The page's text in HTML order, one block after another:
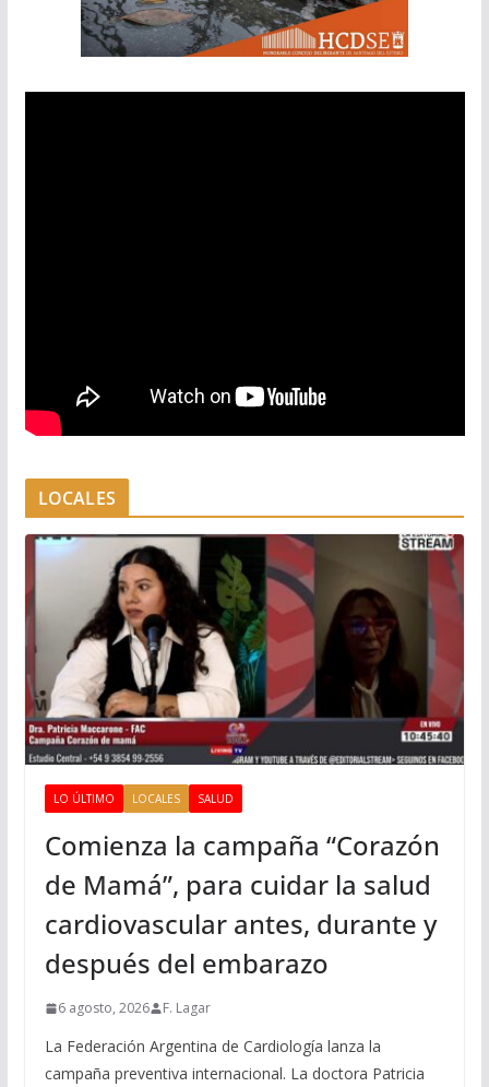
LOCALES
LO ÚLTIMO LOCALES SALUD
Comienza la campaña “Corazón
de Mamá”, para cuidar la salud
cardiovascular antes, durante y
después del embarazo
6 agosto, 2026 F. Lagar
La Federación Argentina de Cardiología lanza la
campaña preventiva internacional. La doctora Patricia